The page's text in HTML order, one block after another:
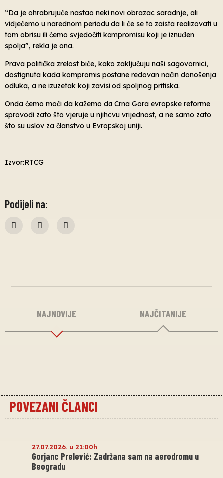
“Da je ohrabrujuće nastao neki novi obrazac saradnje, ali
vidjećemo u narednom periodu da li će se to zaista realizovati u
tom obrisu ili ćemo svjedočiti kompromisu koji je iznuđen
spolja”, rekla je ona.
Prava politička zrelost biće, kako zaključuju naši sagovornici,
dostignuta kada kompromis postane redovan način donošenja
odluka, a ne izuzetak koji zavisi od spoljnog pritiska.
Onda ćemo moći da kažemo da Crna Gora evropske reforme
sprovodi zato što vjeruje u njihovu vrijednost, a ne samo zato
što su uslov za članstvo u Evropskoj uniji.
Izvor:RTCG
Podijeli na:
NAJNOVIJE NAJČITANIJE
POVEZANI ČLANCI
27.07.2026. u 21:00h
Gorjanc Prelević: Zadržana sam na aerodromu u
Beogradu